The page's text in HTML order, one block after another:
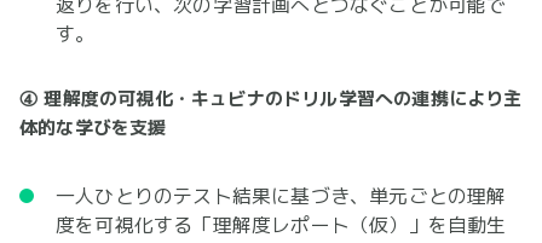
返りを行い、次の学習計画へとつなぐことが可能で
す。
④ 理解度の可視化・キュビナのドリル学習への連携により主
体的な学びを支援
一人ひとりのテスト結果に基づき、単元ごとの理解
度を可視化する「理解度レポート（仮）」を自動生